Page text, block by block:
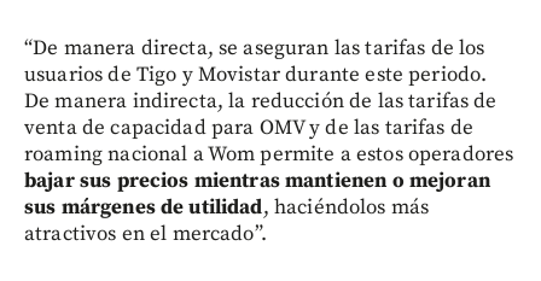
“De manera directa, se aseguran las tarifas de los
usuarios de Tigo y Movistar durante este periodo.
De manera indirecta, la reducción de las tarifas de
venta de capacidad para OMV y de las tarifas de
roaming nacional a Wom permite a estos operadores
bajar sus precios mientras mantienen o mejoran
sus márgenes de utilidad, haciéndolos más
atractivos en el mercado”.